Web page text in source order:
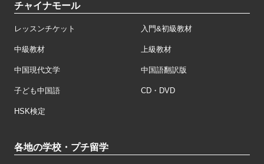
チャイナモール
レッスンチケット 入門&初級教材
中級教材 上級教材
中国現代文学 中国語翻訳版
子ども中国語 CD・DVD
HSK検定
各地の学校・プチ留学